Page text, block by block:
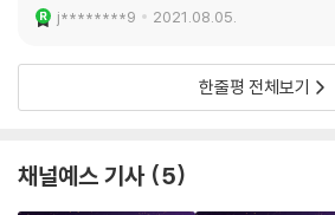
스, OTT, 헬스케어 분야를 움직일 ‘데이터 권
강조한다.
j********9 2021.08.05.
한줄평 전체보기
채널예스 기사 5